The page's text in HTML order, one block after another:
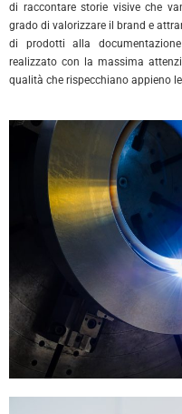
di raccontare storie visive che
grado di valorizzare il brand e
di prodotti alla
realizzato con la massima
qualità che rispecchiano appieno